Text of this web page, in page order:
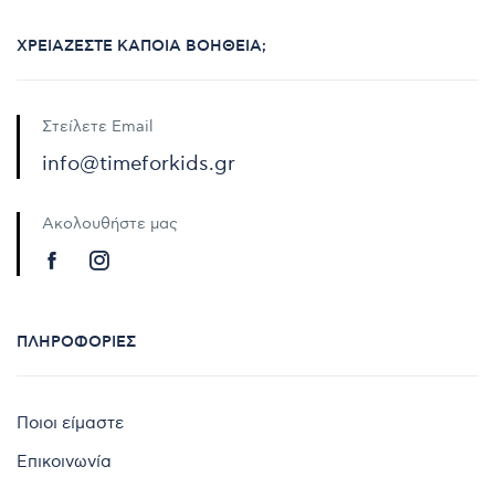
ΧΡΕΙΆΖΕΣΤΕ ΚΆΠΟΙΑ ΒΟΉΘΕΙΑ;
Στείλετε Email
info@timeforkids.gr
Ακολουθήστε μας
ΠΛΗΡΟΦΟΡΊΕΣ
Ποιοι είμαστε
Επικοινωνία